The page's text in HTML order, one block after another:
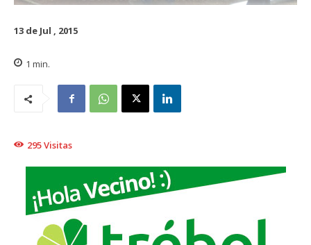
13 de Jul , 2015
1 min.
295Visitas